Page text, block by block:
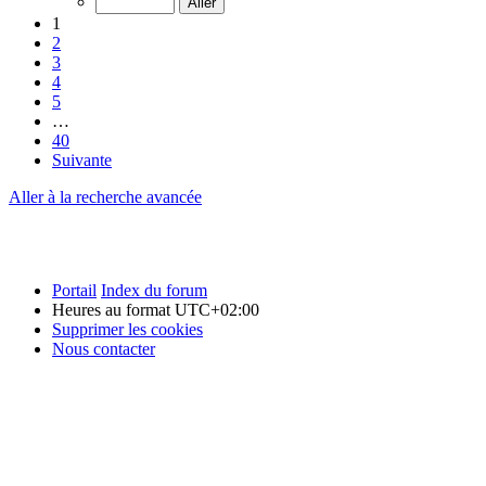
1
2
3
4
5
…
40
Suivante
Aller à la recherche avancée
Portail Index du forum
Heures au format UTC+02:00
Supprimer les cookies
Nous contacter